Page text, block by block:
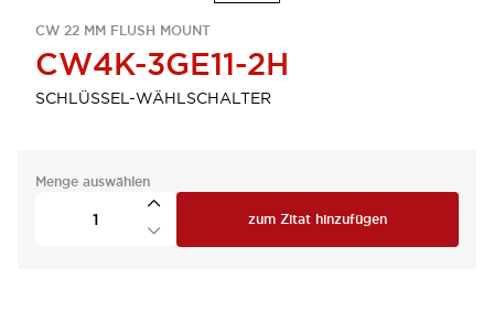
CW 22 MM FLUSH MOUNT
CW4K-3GE11-2H
SCHLÜSSEL-WÄHLSCHALTER
Menge auswählen
zum Zitat hinzufügen